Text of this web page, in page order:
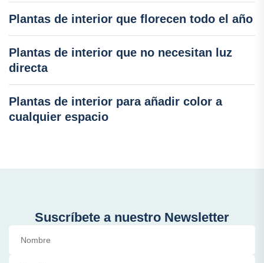
Plantas de interior que florecen todo el año
Plantas de interior que no necesitan luz
directa
Plantas de interior para añadir color a
cualquier espacio
Suscríbete a nuestro Newsletter